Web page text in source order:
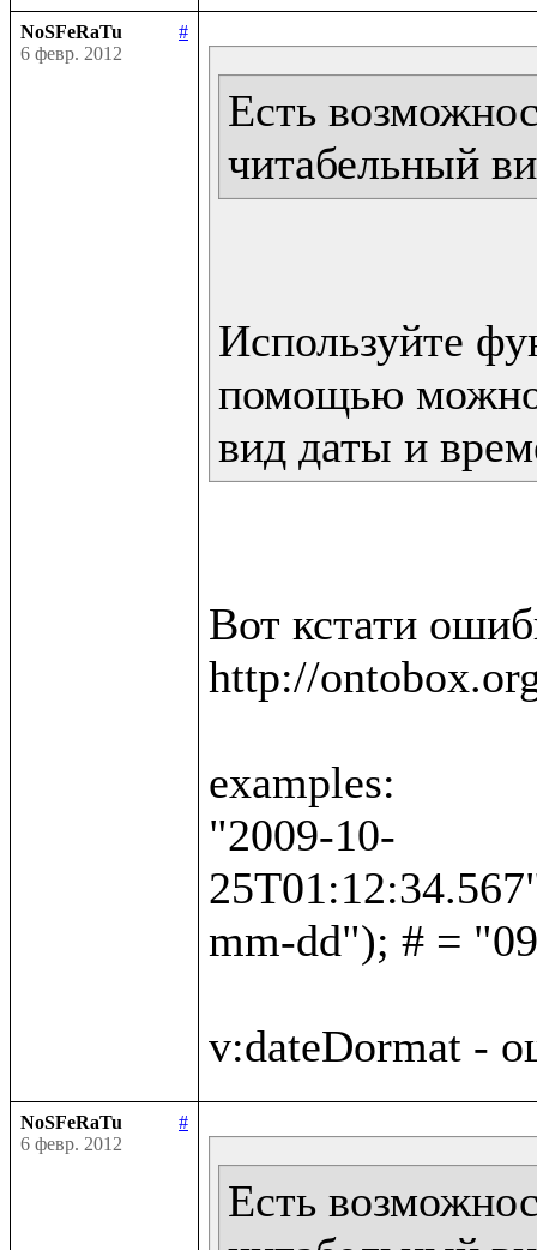
NoSFeRaTu
#
6 февр. 2012
Есть
читабельный
Используйте
помощью
вид даты и
Вот кстати
http://
examples:
"2009-10-
mm-dd"); # =
NoSFeRaTu
#
6 февр. 2012
Есть